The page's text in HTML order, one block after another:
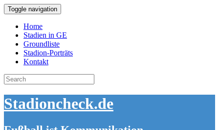
Toggle navigation
Home
Stadien in GE
Groundliste
Stadion-Porträts
Kontakt
Search
for:
Stadioncheck.de